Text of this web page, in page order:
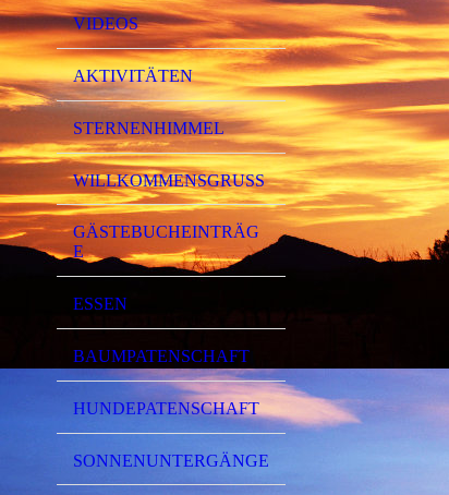
VIDEOS
AKTIVITÄTEN
STERNENHIMMEL
WILLKOMMENSGRUSS
GÄSTEBUCHEINTRÄG
E
ESSEN
BAUMPATENSCHAFT
HUNDEPATENSCHAFT
SONNENUNTERGÄNGE